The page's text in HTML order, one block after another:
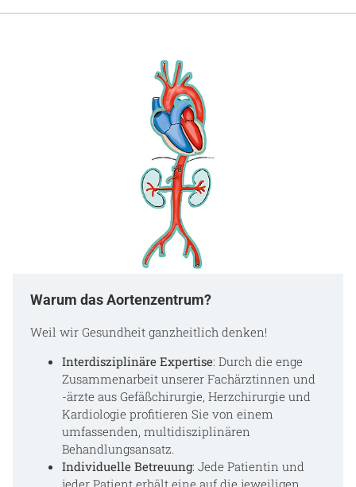
Warum das Aortenzentrum?
Weil wir Gesundheit ganzheitlich denken!
Interdisziplinäre Expertise: Durch die enge
Zusammenarbeit unserer Fachärztinnen und
-ärzte aus Gefäßchirurgie, Herzchirurgie und
Kardiologie profitieren Sie von einem
umfassenden, multidisziplinären
Behandlungsansatz.
Individuelle Betreuung: Jede Patientin und
jeder Patient erhält eine auf die jeweiligen